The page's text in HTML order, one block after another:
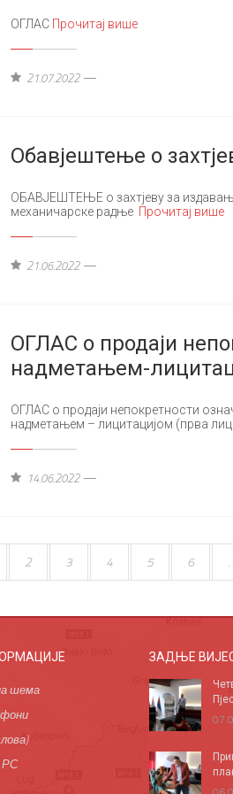
ОГЛАС Прочитај више
21.07.2022
Обавјештење о
ОБАВЈЕШТЕЊЕ о захтјеву за
механичарске радње Прочитај више
21.06.2022
ОГЛАС о продаји
надметањем-
ОГЛАС о продаји непокретности
надметањем – лицитацијом (прва
14.06.2022
2 3 4 5 6 .
шема
РС
ЗАДЊЕ